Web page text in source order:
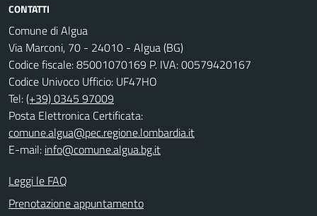
CONTATTI
Comune di Algua
Via Marconi, 70 - 24010 - Algua (BG)
Codice fiscale: 85001070169 P. IVA: 00579420167
Codice Univoco Ufficio: UF47HO
Tel:(+39) 0345 97009
Posta Elettronica Certificata:
comune.algua@pec.regione.lombardia.it
E-mail: info@comune.algua.bg.it
Leggi le FAQ
Prenotazione appuntamento